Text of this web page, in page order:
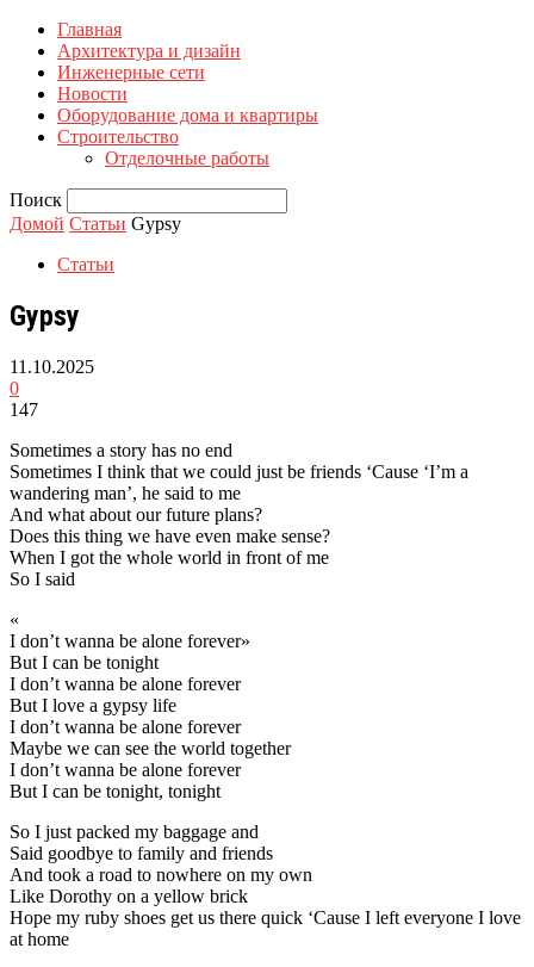
Главная
Архитектура и дизайн
Инженерные сети
Новости
Оборудование дома и квартиры
Строительство
Отделочные работы
Поиск
Домой Статьи Gypsy
Статьи
Gypsy
11.10.2025
0
147
Sometimes a story has no end
Sometimes I think that we could just be friends ‘Cause ‘I’m a
wandering man’, he said to me
And what about our future plans?
Does this thing we have even make sense?
When I got the whole world in front of me
So I said
«
I don’t wanna be alone forever»
But I can be tonight
I don’t wanna be alone forever
But I love a gypsy life
I don’t wanna be alone forever
Maybe we can see the world together
I don’t wanna be alone forever
But I can be tonight, tonight
So I just packed my baggage and
Said goodbye to family and friends
And took a road to nowhere on my own
Like Dorothy on a yellow brick
Hope my ruby shoes get us there quick ‘Cause I left everyone I love
at home